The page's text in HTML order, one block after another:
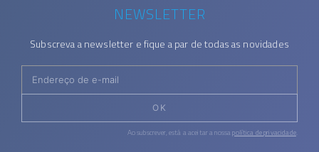
NEWSLETTER
Subscreva a newsletter e fique a par de todas as novidades
OK
Ao subscrever, está a aceitar a nossapolítica de privacidade.